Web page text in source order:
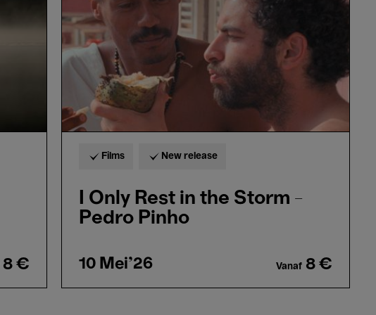
8 €
Storm
Pedro
Pinho
Films New release
I Only Rest in the Storm -
Pedro Pinho
10 Mei'26 Vanaf 8 €